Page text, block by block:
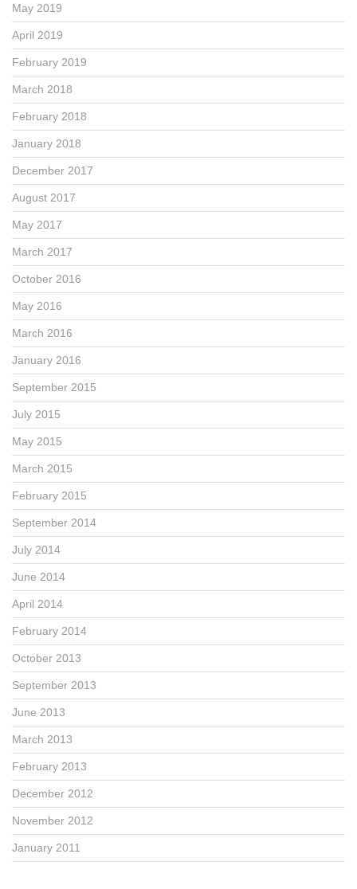
May 2019
April 2019
February 2019
March 2018
February 2018
January 2018
December 2017
August 2017
May 2017
March 2017
October 2016
May 2016
March 2016
January 2016
September 2015
July 2015
May 2015
March 2015
February 2015
September 2014
July 2014
June 2014
April 2014
February 2014
October 2013
September 2013
June 2013
March 2013
February 2013
December 2012
November 2012
January 2011